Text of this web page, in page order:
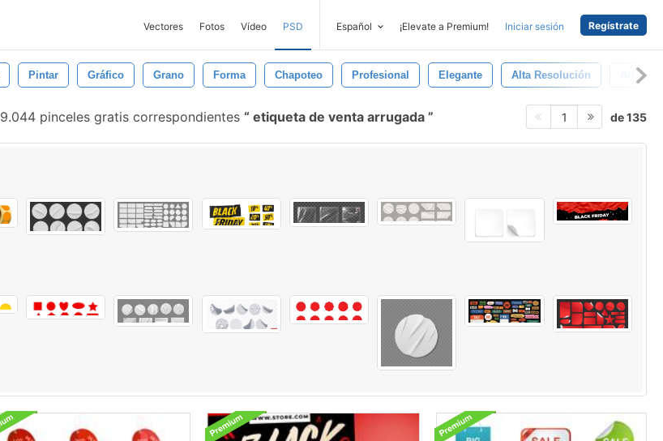
Vectores Fotos Vídeo PSD Español ¡Elevate a Premium! Iniciar sesión Regístrate
Pintar Gráfico Grano Forma Chapoteo Profesional Elegante Alta Resolución Artístico
9.044 pinceles gratis correspondientes etiqueta de venta arrugada 1 de 135